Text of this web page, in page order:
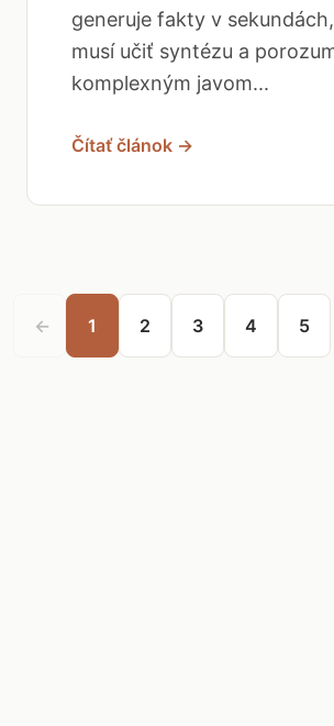
generuje fakty v
musí učiť syntézu a
komplexným javom...
Čítať článok →
← 1 2 3 4 5